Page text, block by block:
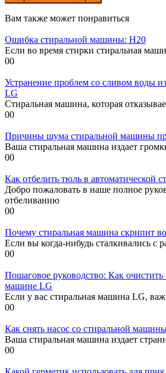
Вам также может понравиться
Ошибка стиральной машины: H20
Если во время стирки стиральная
00
Устранение проблем со сливом воды
LG
Стиральная машина, которая
00
Причины шума стиральной машины
Ваша стиральная машина издает
00
Как отбелить тюль в автоматической
Добро пожаловать в наше полное
отбеливанию
00
Почему стиральная машина скрипит
Если вы когда-нибудь сталкивались
00
Пошаговое руководство: Как очистить
машине LG
Если у вас стиральная машина LG,
00
Как снять насос со стиральной
Ваша стиральная машина издает
00